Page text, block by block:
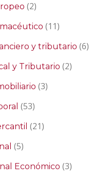
(2)
(11)
y tributario (6)
y Tributario (2)
(3)
(53)
(21)
(5)
Económico (3)